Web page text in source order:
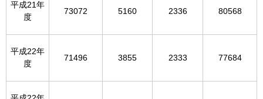
平成21年
度
73072 5160 2336 80568
平成22年
度
71496 3855 2333 77684